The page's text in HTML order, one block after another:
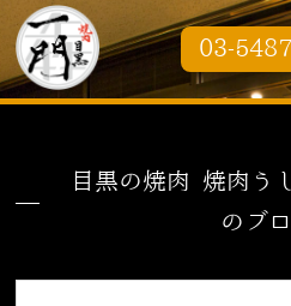
03-
目黒の焼肉 焼肉う
のブ